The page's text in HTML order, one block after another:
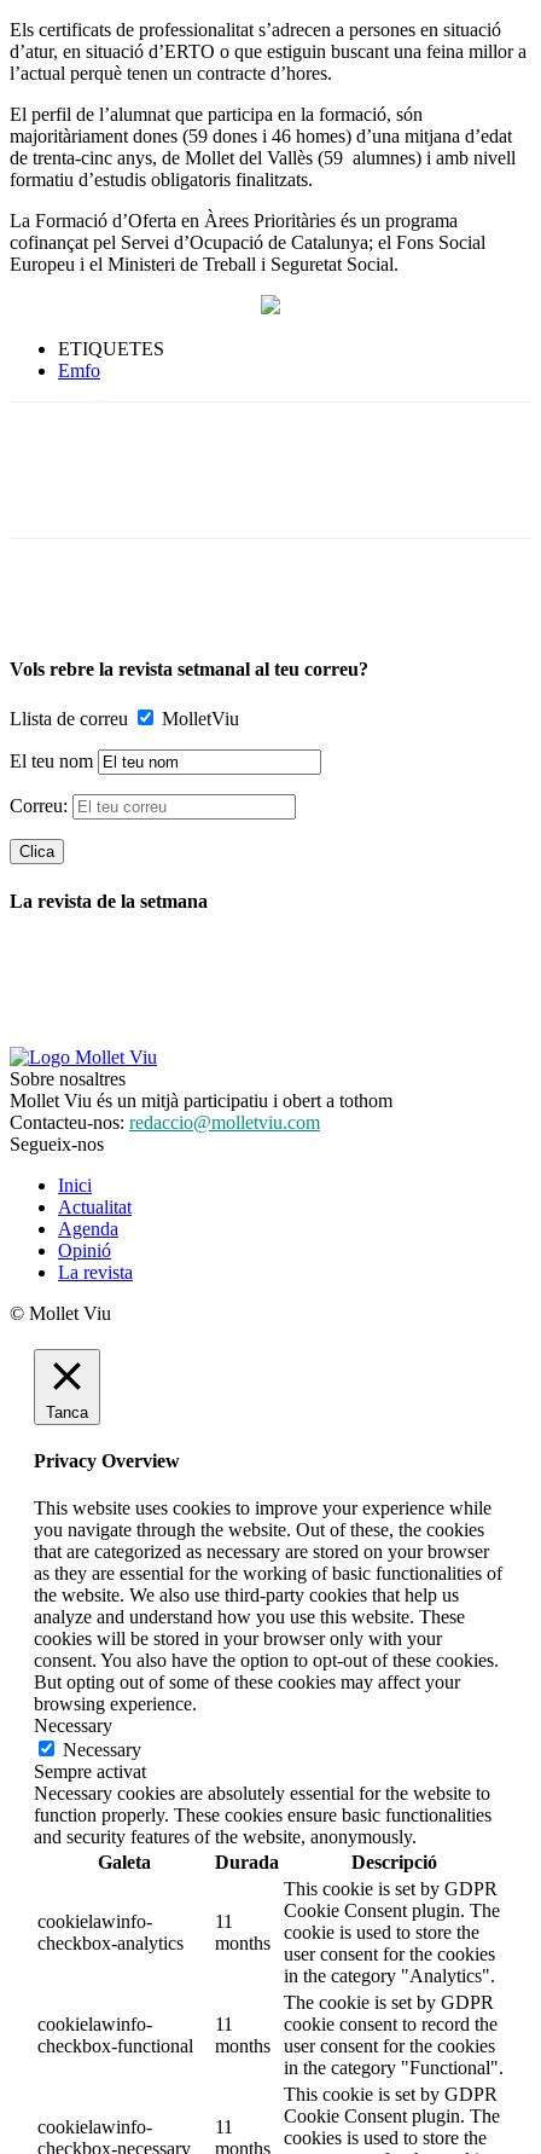
Els certificats de professionalitat s’adrecen a persones en situació
d’atur, en situació d’ERTO o que estiguin buscant una feina millor a
l’actual perquè tenen un contracte d’hores.
El perfil de l’alumnat que participa en la formació, són
majoritàriament dones (59 dones i 46 homes) d’una mitjana d’edat
de trenta-cinc anys, de Mollet del Vallès (59 alumnes) i amb nivell
formatiu d’estudis obligatoris finalitzats.
La Formació d’Oferta en Àrees Prioritàries és un programa
cofinançat pel Servei d’Ocupació de Catalunya; el Fons Social
Europeu i el Ministeri de Treball i Seguretat Social.
ETIQUETES
Emfo
Vols rebre la revista setmanal al teu correu?
Llista de correu MolletViu
El teu nom
Correu:
La revista de la setmana
Sobre nosaltres
Mollet Viu és un mitjà participatiu i obert a tothom
Contacteu-nos: redaccio@molletviu.com
Segueix-nos
Inici
Actualitat
Agenda
Opinió
La revista
© Mollet Viu
Tanca
Privacy Overview
This website uses cookies to improve your experience while
you navigate through the website. Out of these, the cookies
that are categorized as necessary are stored on your browser
as they are essential for the working of basic functionalities of
the website. We also use third-party cookies that help us
analyze and understand how you use this website. These
cookies will be stored in your browser only with your
consent. You also have the option to opt-out of these cookies.
But opting out of some of these cookies may affect your
browsing experience.
Necessary
Necessary
Sempre activat
Necessary cookies are absolutely essential for the website to
function properly. These cookies ensure basic functionalities
and security features of the website, anonymously.
Galeta
Durada Descripció
cookielawinfo-
checkbox-analytics
11
months
This cookie is set by GDPR
Cookie Consent plugin. The
cookie is used to store the
user consent for the cookies
in the category "Analytics".
cookielawinfo-
checkbox-functional
11
months
The cookie is set by GDPR
cookie consent to record the
user consent for the cookies
in the category "Functional".
cookielawinfo-
checkbox-necessary
11
months
This cookie is set by GDPR
Cookie Consent plugin. The
cookies is used to store the